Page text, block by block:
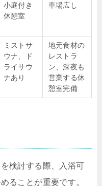
小庭付き
休憩室
車場広し
ミストサ
ウナ、ド
ライサウ
ナあり
地元食材の
レストラ
ン、深夜も
営業する休
憩室完備
検討する際、入浴可
ることが重要です。